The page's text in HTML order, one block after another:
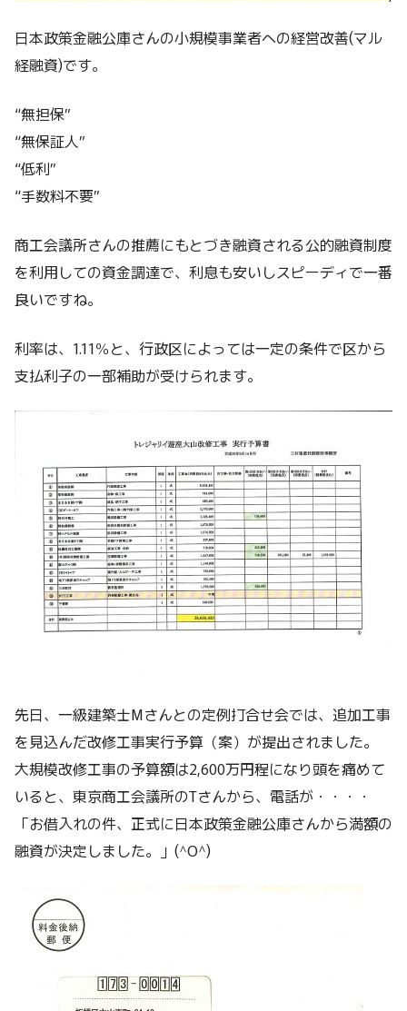
日本政策金融公庫さんの小規模事業者への経営改善(マル
経融資)です。
“無担保”
“無保証人”
“低利”
“手数料不要”
商工会議所さんの推薦にもとづき融資される公的融資制度
を利用しての資金調達で、利息も安いしスピーディで一番
良いですね。
利率は、1.11％と、行政区によっては一定の条件で区から
支払利子の一部補助が受けられます。
先日、一級建築士Mさんとの定例打合せ会では、追加工事
を見込んだ改修工事実行予算（案）が提出されました。
大規模改修工事の予算額は2,600万円程になり頭を痛めて
いると、東京商工会議所のTさんから、電話が・・・・
「お借入れの件、正式に日本政策金融公庫さんから満額の
融資が決定しました。」(^O^)